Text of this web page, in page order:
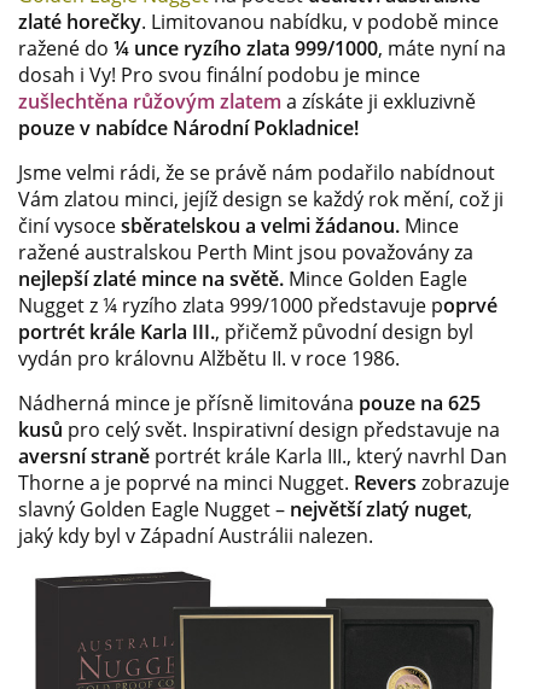
zlaté horečky. Limitovanou nabídku, v podobě mince
ražené do ¼ unce ryzího zlata 999/1000, máte nyní na
dosah i Vy! Pro svou finální podobu je mince
zušlechtěna růžovým zlatem a získáte ji exkluzivně
pouze v nabídce Národní Pokladnice!
Jsme velmi rádi, že se právě nám podařilo nabídnout
Vám zlatou minci, jejíž design se každý rok mění, což ji
činí vysocesběratelskou a velmi žádanou. Mince
ražené australskou Perth Mint jsou považovány za
nejlepší zlaté mince na světě. Mince Golden Eagle
Nugget z ¼ ryzího zlata 999/1000 představuje poprvé
portrét krále Karla III., přičemž původní design byl
vydán pro královnu Alžbětu II. v roce 1986.
Nádherná mince je přísně limitována pouze na 625
kusů pro celý svět. Inspirativní design představuje na
aversní straně portrét krále Karla III., který navrhl Dan
Thorne a je poprvé na minci Nugget. Revers zobrazuje
slavný Golden Eagle Nugget – největší zlatý nuget,
jaký kdy byl v Západní Austrálii nalezen.